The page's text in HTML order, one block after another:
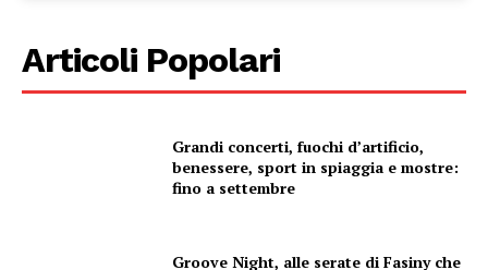
Articoli Popolari
Grandi concerti, fuochi d’artificio,
benessere, sport in spiaggia e mostre:
fino a settembre
Groove Night, alle serate di Fasiny che